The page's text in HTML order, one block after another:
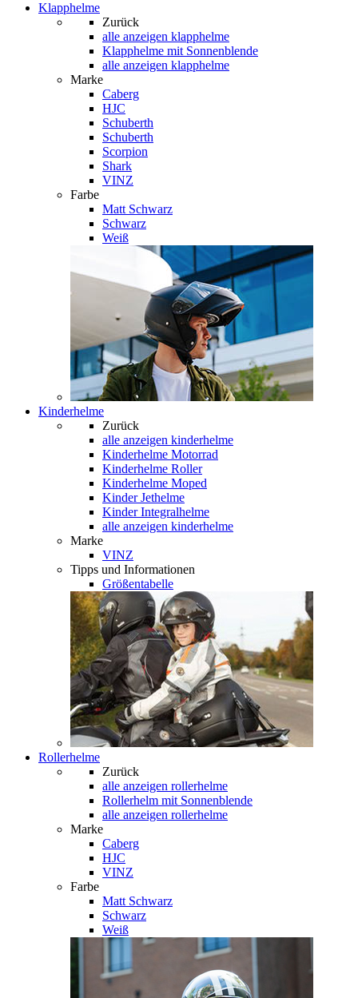
Klapphelme
Zurück
alle anzeigen klapphelme
Klapphelme mit Sonnenblende
alle anzeigen klapphelme
Marke
Caberg
HJC
Schuberth
Schuberth
Scorpion
Shark
VINZ
Farbe
Matt Schwarz
Schwarz
Weiß
Kinderhelme
Zurück
alle anzeigen kinderhelme
Kinderhelme Motorrad
Kinderhelme Roller
Kinderhelme Moped
Kinder Jethelme
Kinder Integralhelme
alle anzeigen kinderhelme
Marke
VINZ
Tipps und Informationen
Größentabelle
Rollerhelme
Zurück
alle anzeigen rollerhelme
Rollerhelm mit Sonnenblende
alle anzeigen rollerhelme
Marke
Caberg
HJC
VINZ
Farbe
Matt Schwarz
Schwarz
Weiß